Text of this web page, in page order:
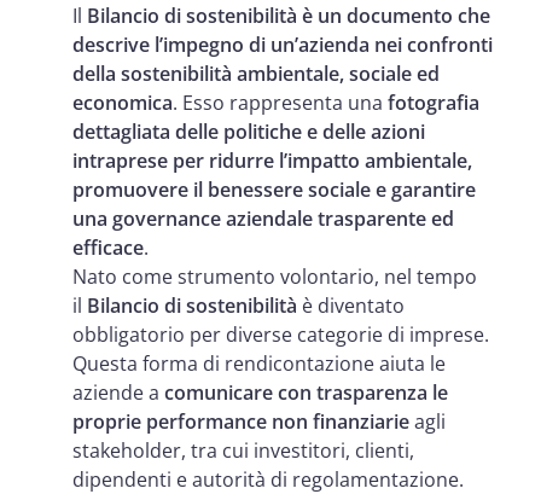
Il Bilancio di sostenibilità è un documento che
descrive l’impegno di un’azienda nei confronti
della sostenibilità ambientale, sociale ed
economica. Esso rappresenta una fotografia
dettagliata delle politiche e delle azioni
intraprese per ridurre l’impatto ambientale,
promuovere il benessere sociale e garantire
una governance aziendale trasparente ed
efficace.
Nato come strumento volontario, nel tempo
il Bilancio di sostenibilità è diventato
obbligatorio per diverse categorie di imprese.
Questa forma di rendicontazione aiuta le
aziende a comunicare con trasparenza le
proprie performance non finanziarieagli
stakeholder, tra cui investitori, clienti,
dipendenti e autorità di regolamentazione.